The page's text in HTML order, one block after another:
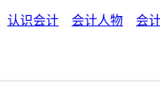
认识会计 会计人物
会